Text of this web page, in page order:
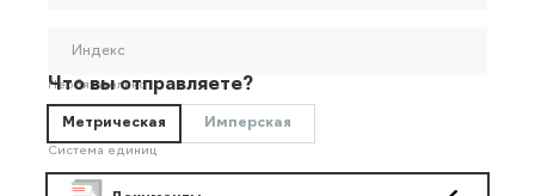
Индекс
Необязательно
Что вы отправляете?
Метрическая Имперская
Система единиц